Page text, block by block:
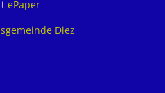
ePaper
Diez